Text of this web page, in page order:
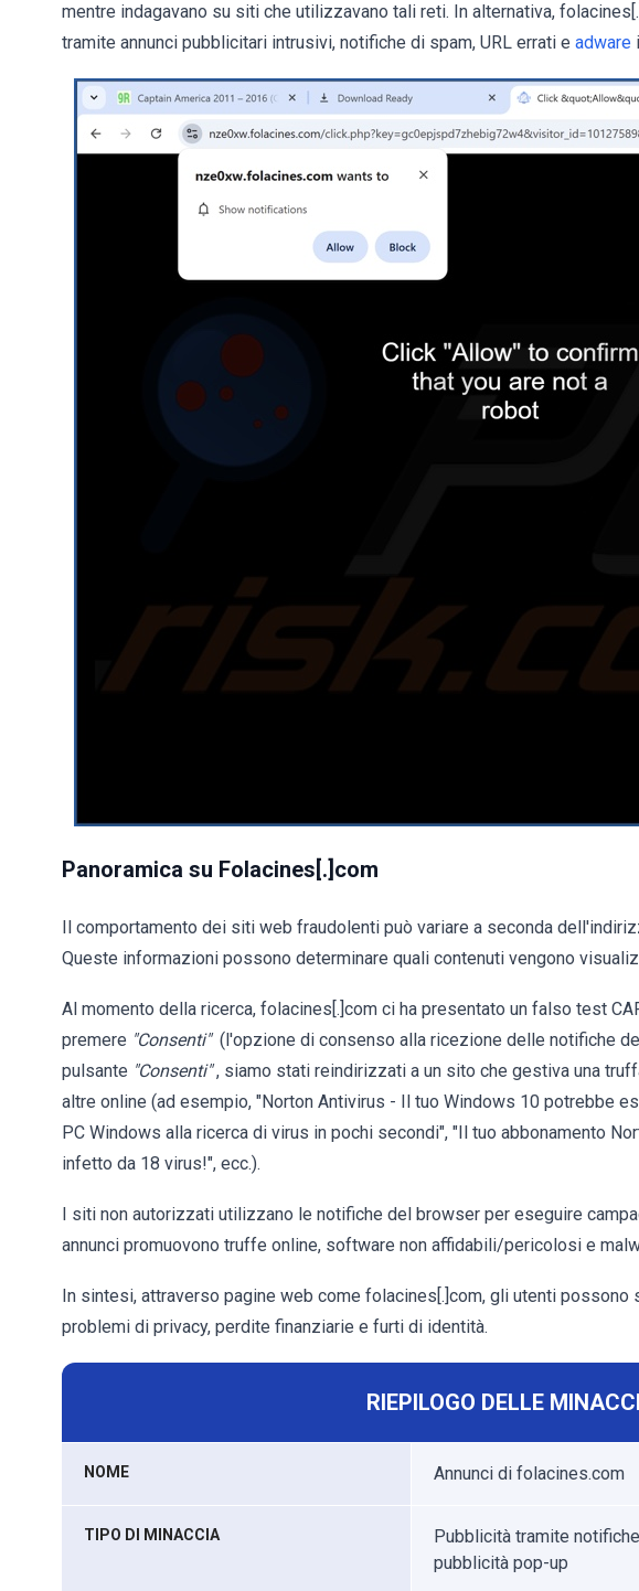
mentre indagavano su siti che utilizzavano tali reti. In alternativa,
tramite annunci pubblicitari intrusivi, notifiche di spam, URL errati e adware
Panoramica su Folacines[.]com
Il comportamento dei siti web fraudolenti può variare a seconda
Queste informazioni possono determinare quali contenuti vengono
Al momento della ricerca, folacines[.]com ci ha presentato un falso test
premere "Consenti" (l'opzione di consenso alla ricezione delle notifiche
pulsante "Consenti" , siamo stati reindirizzati a un sito che gestiva una
altre online (ad esempio, "Norton Antivirus - Il tuo Windows 10 potrebbe
PC Windows alla ricerca di virus in pochi secondi", "Il tuo abbonamento
infetto da 18 virus!", ecc.).
I siti non autorizzati utilizzano le notifiche del browser per eseguire
annunci promuovono truffe online, software non affidabili/pericolosi e
In sintesi, attraverso pagine web come folacines[.]com, gli utenti
problemi di privacy, perdite finanziarie e furti di identità.
RIEPILOGO DELLE
NOME Annunci di folacines.com
TIPO DI MINACCIA
Pubblicità tramite
pubblicità pop-up